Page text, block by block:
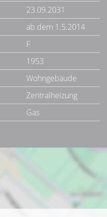
23.09.2031
ab dem 1.5.2014
F
1953
Wohngebäude
Zentralheizung
Gas